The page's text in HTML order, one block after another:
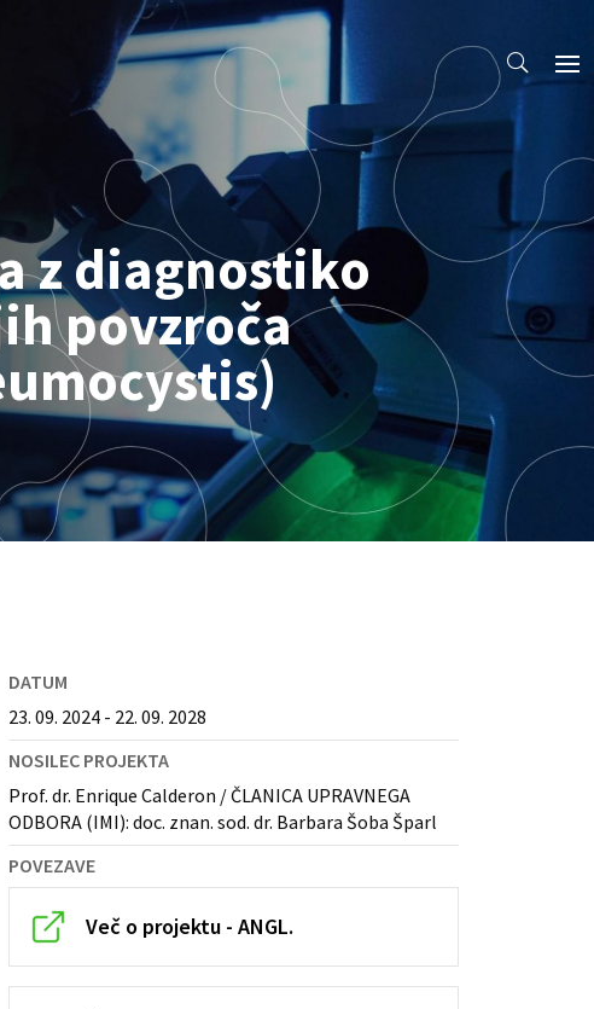
z diagnostiko
povzroča
DATUM
23. 09. 2024 - 22. 09. 2028
NOSILEC PROJEKTA
Prof. dr. Enrique Calderon / ČLANICA UPRAVNEGA
ODBORA (IMI): doc. znan. sod. dr. Barbara Šoba Šparl
POVEZAVE
Več o projektu - ANGL.